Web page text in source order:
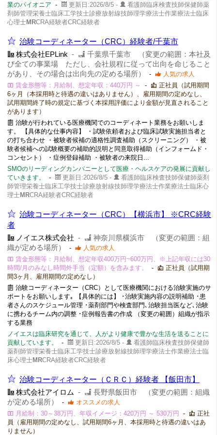
業のパイオニア - 更新日:2026/8/5 -
看護師臨床検査技師保健師薬
剤師管理栄養士臨床工学技士診療放射線技師理学療法士作業療法士臨床
心理士MRCRA経験者CRC経験者
治験コーディネーター（CRC）経験者/千葉市
株式会社EPLink -
千葉県千葉市 （変更の範囲：本社及
び全ての事業場 ただし、会社規程に従って出向を命じること
があり、その場合は出向先の定める場所）
-
人気の求人
賃金形態等：月給制、想定年収：440万円 ～
-
正社員（試用期間
6ヶ月（本採用時と待遇の違いはありません）、雇用期間の定めなし、
試用期間終了時の規定に基づく本採用評価により金額が見直されること
があります）
治験が行われている医療機関でのコーディネート業務をお願いしま
す。 【具体的な仕事内容】 ・試験依頼者および臨床試験実施担当者と
の打ち合わせ ・被験者候補の適格性調査補助（スクリーニング） ・被
験者候補への試験概要の補助的説明と同意取得補助（インフォームド・
コンセント） ・症例登録補助 ・被験者の来院日...
SMOのリーディングカンパニーとして医療・ヘルスケアの発展に貢献し
ていきます。
- 更新日:2026/8/5 -
看護師臨床検査技師保健師薬剤
師管理栄養士臨床工学技士診療放射線技師理学療法士作業療法士臨床心
理士MRCRA経験者CRC経験者
治験コーディネーター（CRC）【横浜市】 ※CRC経験
者
ノイエス株式会社 -
神奈川県横浜市 （変更の範囲：組
織が定める場所）
-
人気の求人
賃金形態等：月給制、想定年収400万円~600万円、※上記年収には30
時間/月のみなし時間外手当（定額）を含みます。
-
正社員（試用期
間3ヶ月、雇用期間の定めなし）
治験コーディネーター（CRC）として医療機関における治験実施のサ
ポートをお願いします｡ 【具体的には】 ･治験実施内容の説明補助 ･患
者さんのスケジュール管理 ･薬剤部門や検査部門､治験担当医など､治験
に携わるチーム内の調整 ･症例報告書の作成 （変更の範囲）組織が指示
する業務
ノイエスは臨床研究を通じて、人がより健康で豊かな生活を送ることに
貢献しています。
- 更新日:2026/8/5 -
看護師臨床検査技師保健師
薬剤師管理栄養士臨床工学技士診療放射線技師理学療法士作業療法士臨
床心理士MRCRA経験者CRC経験者
治験コーディネーター（ＣＲＣ）経験者 【飯田市】
株式会社アイロム -
長野県飯田市 （変更の範囲：組織
が定める場所）
-
オススメの求人
月給制：30～38万円、年収イメージ：420万円 ～ 530万円
-
正社
員（雇用期間の定めなし、試用期間6ヶ月、本採用時と待遇の違いはあ
りません）